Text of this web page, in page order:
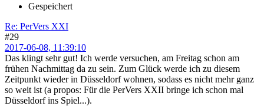
Gespeichert
Re: PerVers XXI
#29
2017-06-08, 11:39:10
Das klingt sehr gut! Ich werde versuchen, am Freitag schon am
frühen Nachmittag da zu sein. Zum Glück werde ich zu diesem
Zeitpunkt wieder in Düsseldorf wohnen, sodass es nicht mehr ganz
so weit ist (a propos: Für die PerVers XXII bringe ich schon mal
Düsseldorf ins Spiel...).